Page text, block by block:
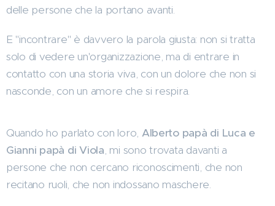
delle persone che la portano avanti.
E "incontrare" è davvero la parola giusta: non si tratta
solo di vedere un'organizzazione, ma di entrare in
contatto con una storia viva, con un dolore che non si
nasconde, con un amore che si respira.
Quando ho parlato con loro, Alberto papà di Luca e
Gianni papà di Viola, mi sono trovata davanti a
persone che non cercano riconoscimenti, che non
recitano ruoli, che non indossano maschere.